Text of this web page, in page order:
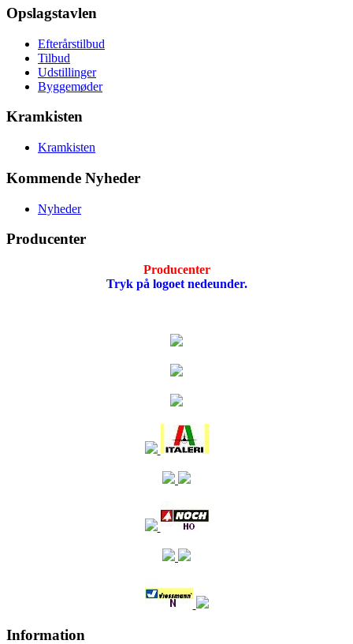
Opslagstavlen
Efterårstilbud
Tilbud
Udstillinger
Byggemøder
Kramkisten
Kramkisten
Kommende Nyheder
Nyheder
Producenter
Producenter
Tryk på logoet nedeunder.
Information